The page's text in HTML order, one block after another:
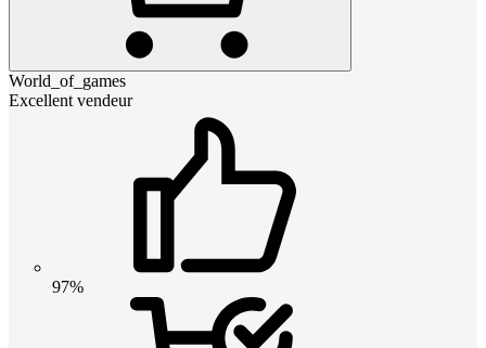
World_of_games
Excellent vendeur
97%